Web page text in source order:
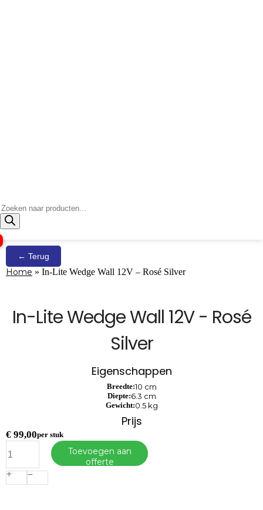
Producten
zoeken
← Terug
Home » In-Lite Wedge Wall 12V – Rosé Silver
In-Lite Wedge Wall 12V - Rosé
Silver
Eigenschappen
Breedte:10 cm
Diepte:6.3 cm
Gewicht:0.5 kg
Prijs
€ 99,00per stuk
Lite
Wedge
Wall
12V
Toevoegen aan
offerte